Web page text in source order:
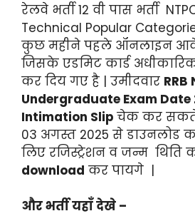
रेलवे भर्ती 12 वी पास भर्ती
Technical Popular
कुछ महीने पहले ऑनलाइन
जिसके एडमिट कार्ड अधीकारिक
कर दिय गए है | उमीदवार RRB
Undergraduate Exam Date
Intimation Slip चेक कर सकते
03 अगस्त 2025 से
लिए रजिस्ट्रेशन व जन्म थिति
download कर पायगे |
और भर्ती यहाँ देखे –